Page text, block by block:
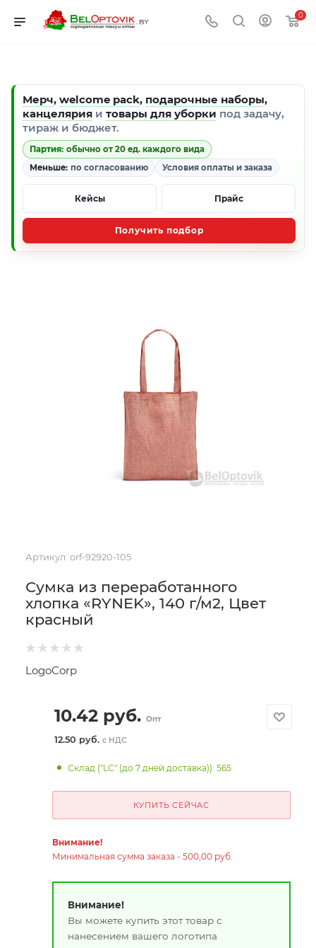
0
Мерч, welcome pack, подарочные наборы,
канцелярия и товары для уборки под задачу,
тираж и бюджет.
Партия: обычно от 20 ед. каждого вида
Меньше: по согласованию Условия оплаты и заказа
Кейсы Прайс
Получить подбор
Артикул: orf-92920-105
Сумка из переработанного
хлопка «RYNEK», 140 г/м2, Цвет
красный
LogoCorp
10.42руб. Опт
12.50 руб. с НДС
Склад ("LC" (до 7 дней доставка)): 565
КУПИТЬ СЕЙЧАС
Внимание!
Минимальная сумма заказа - 500,00 руб.
Внимание!
Вы можете купить этот товар с
нанесением вашего логотипа